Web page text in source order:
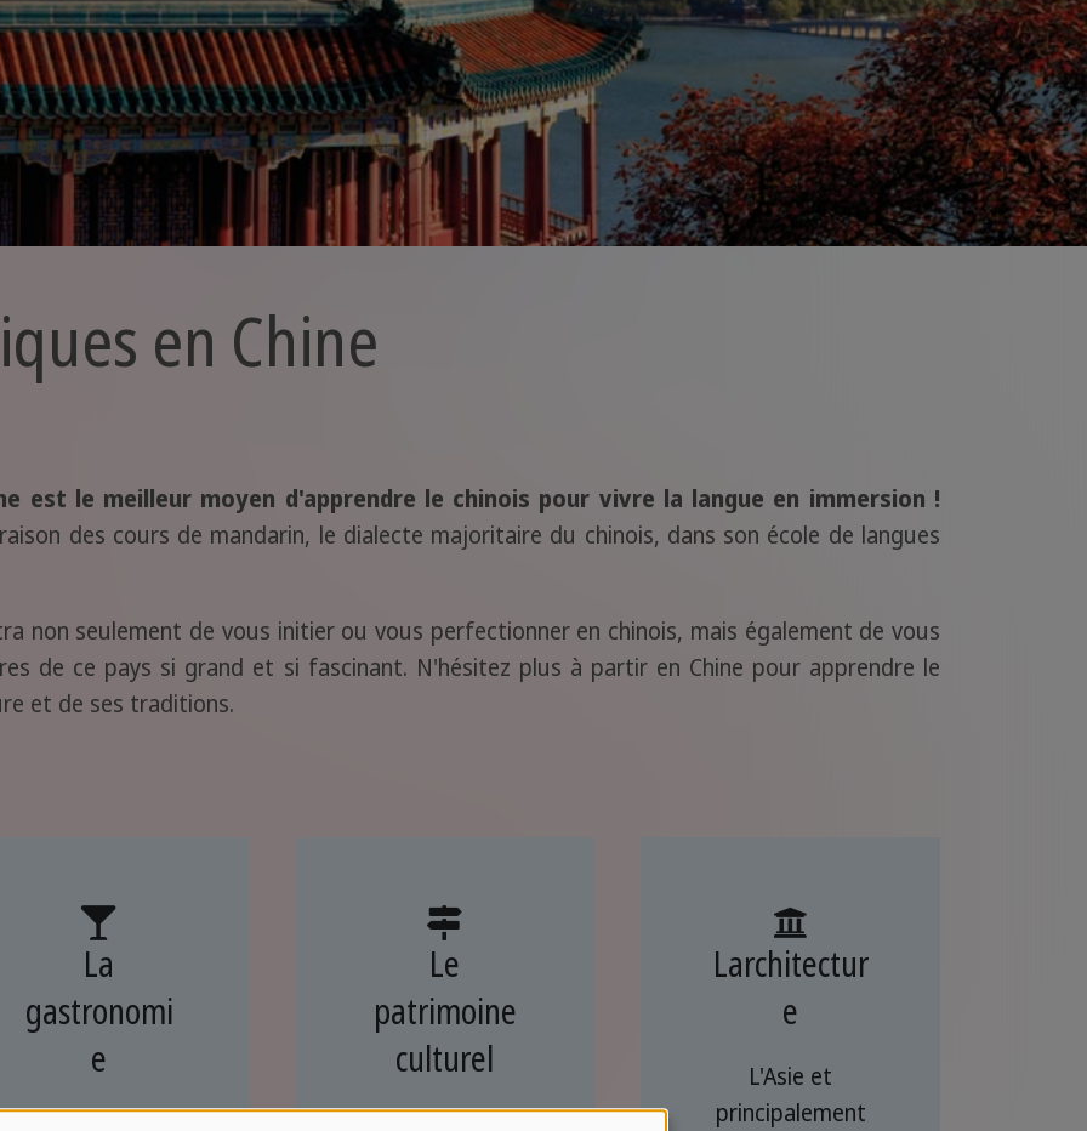
en Chine
est le meilleur moyen d'apprendre le chinois pour vivre la langue en immersion !
des cours de mandarin, le dialecte majoritaire du chinois, dans son école de langues
non seulement de vous initier ou vous perfectionner en chinois, mais également de vous
de ce pays si grand et si fascinant. N'hésitez plus à partir en Chine pour apprendre le
et de ses traditions.
La
gastronomi
e
Le
patrimoine
culturel
Larchitectur
e
L'Asie et
principalement